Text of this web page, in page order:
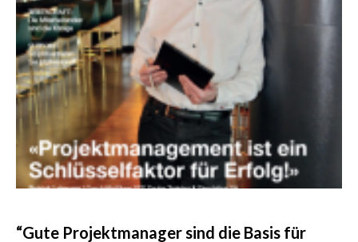
“Gute Projektmanager sind die Basis für